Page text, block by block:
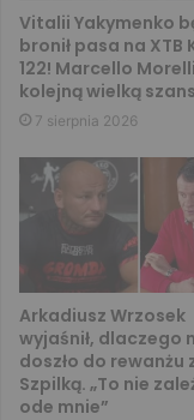
Vitalii Yakymenko
bronił pasa na XTB
122! Marcello
kolejną wielką
7 sierpnia 2026
Arkadiusz Wrzosek
wyjaśnił, dlaczego
doszło do rewanżu
Szpilką. „To nie
ode mnie”